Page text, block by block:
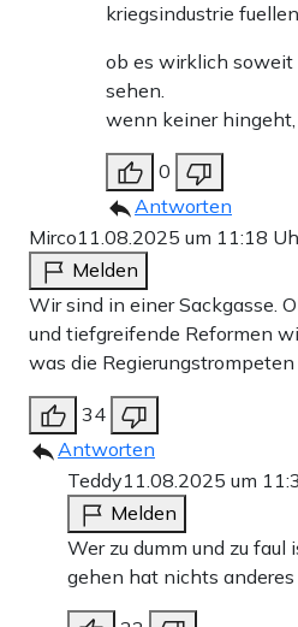
kriegsindustrie
ob es wirklich
sehen.
wenn keiner hingeht,
0
Antworten
Mirco11.08.2025 um 11:18
Melden
Wir sind in einer Sackgasse.
und tiefgreifende Reformen
was die Regierungstrompeten
34
Antworten
Teddy11.08.2025 um
Melden
Wer zu dumm und zu faul
gehen hat nichts